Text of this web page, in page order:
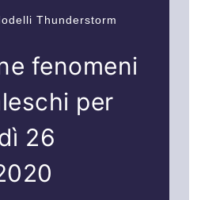
Thunderstorm
fenomeni
per
26